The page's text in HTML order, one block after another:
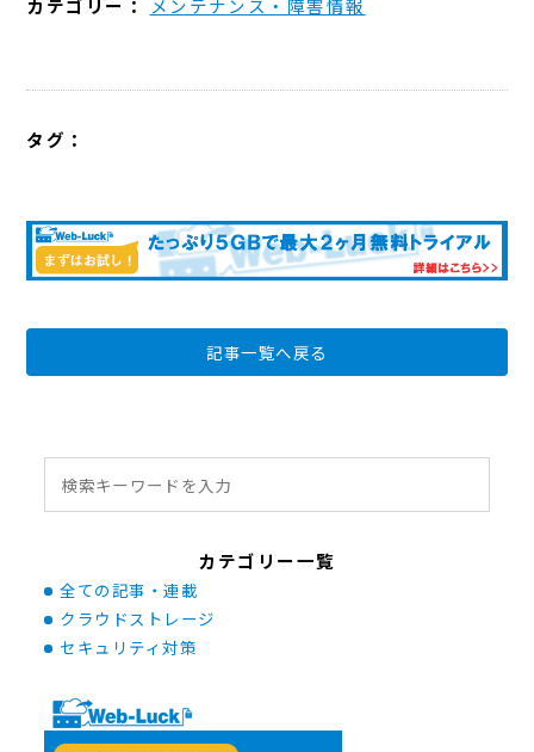
カテゴリー： メンテナンス・障害情報
タグ：
記事一覧へ戻る
カテゴリー一覧
全ての記事・連載
クラウドストレージ
セキュリティ対策